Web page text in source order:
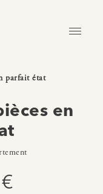
parfait état
en